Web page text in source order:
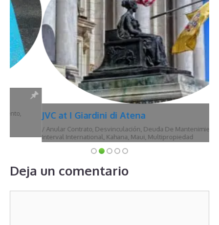
JVC at I Giardini di Atena
Anular Contrato,Desvinculación,Deuda De Mantenimiento,Hawái,
Interval International,Kahana,Maui,Multipropiedad